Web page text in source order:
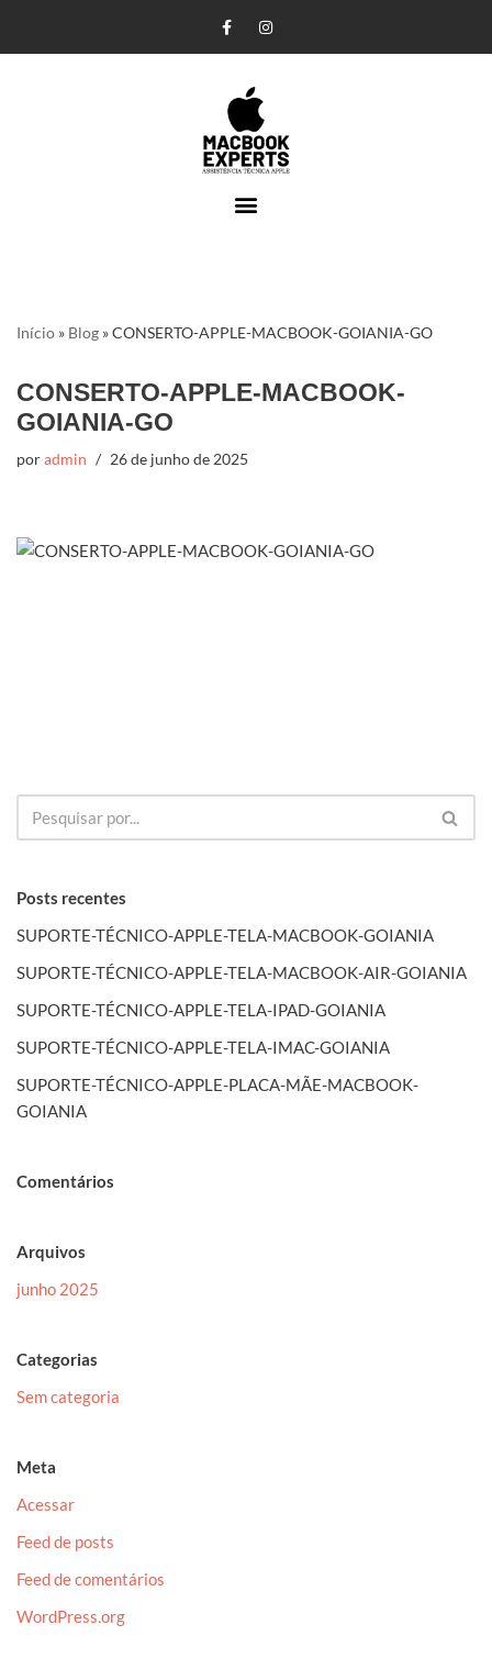
Pular
Início » Blog »CONSERTO-APPLE-MACBOOK-GOIANIA-GO
CONSERTO-APPLE-MACBOOK-
GOIANIA-GO
poradmin 26 de junho de 2025
Posts recentes
SUPORTE-TÉCNICO-APPLE-TELA-MACBOOK-GOIANIA
SUPORTE-TÉCNICO-APPLE-TELA-MACBOOK-AIR-GOIANIA
SUPORTE-TÉCNICO-APPLE-TELA-IPAD-GOIANIA
SUPORTE-TÉCNICO-APPLE-TELA-IMAC-GOIANIA
SUPORTE-TÉCNICO-APPLE-PLACA-MÃE-MACBOOK-
GOIANIA
Comentários
Arquivos
junho 2025
Categorias
Sem categoria
Meta
Acessar
Feed de posts
Feed de comentários
WordPress.org